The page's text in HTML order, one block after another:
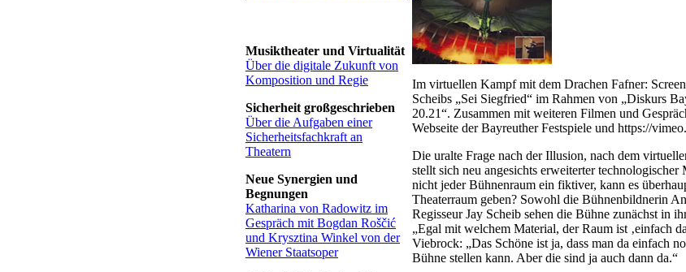
Musiktheater und Virtualität
Über die digitale Zukunft von
Komposition und Regie
Sicherheit großgeschrieben
Über die Aufgaben einer
Sicherheitsfachkraft an
Theatern
Neue Synergien und
Begnungen
Katharina von Radowitz im
Gespräch mit Bogdan Roščić
und Krysztina Winkel von der
Wiener Staatsoper
Im virtuellen Kampf mit dem Drachen Fafner:
Scheibs „Sei Siegfried“ im Rahmen von „Diskurs
20.21“. Zusammen mit weiteren Filmen und
Webseite der Bayreuther Festspiele und https://
Die uralte Frage nach der Illusion, nach dem
stellt sich neu angesichts erweiterter
nicht jeder Bühnenraum ein fiktiver, kann es
Theaterraum geben? Sowohl die Bühnenbildnerin
Regisseur Jay Scheib sehen die Bühne zunächst in
„Egal mit welchem Material, der Raum ist ‚einfach
Viebrock: „Das Schöne ist ja, dass man da einfach
Bühne stellen kann. Aber die sind ja auch dann da.“